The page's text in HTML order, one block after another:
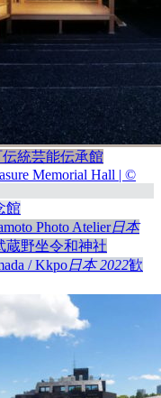
統芸能伝承館
館
日本
蔵野坐令和神社
日本 2022歓